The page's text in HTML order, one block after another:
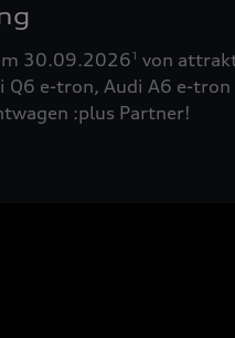
30.09.20261 von
Q6 e-tron, Audi A6 e-tron
:plus Partner!